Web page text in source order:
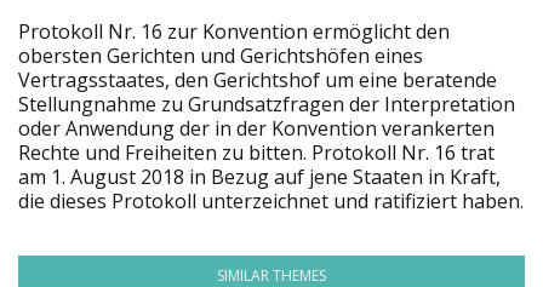
Protokoll Nr. 16 zur Konvention ermöglicht den
obersten Gerichten und Gerichtshöfen eines
Vertragsstaates, den Gerichtshof um eine beratende
Stellungnahme zu Grundsatzfragen der Interpretation
oder Anwendung der in der Konvention verankerten
Rechte und Freiheiten zu bitten. Protokoll Nr. 16 trat
am 1. August 2018 in Bezug auf jene Staaten in Kraft,
die dieses Protokoll unterzeichnet und ratifiziert haben.
SIMILAR THEMES